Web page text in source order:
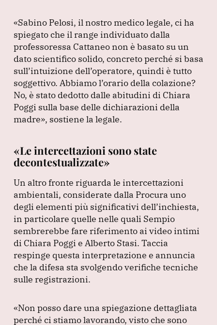
«Sabino Pelosi, il nostro medico legale, ci ha
spiegato che il range individuato dalla
professoressa Cattaneo non è basato su un
dato scientifico solido, concreto perché si basa
sull’intuizione dell’operatore, quindi è tutto
soggettivo. Abbiamo l’orario della colazione?
No, è stato dedotto dalle abitudini di Chiara
Poggi sulla base delle dichiarazioni della
madre», sostiene la legale.
«Le intercettazioni sono state
decontestualizzate»
Un altro fronte riguarda le intercettazioni
ambientali, considerate dalla Procura uno
degli elementi più significativi dell’inchiesta,
in particolare quelle nelle quali Sempio
sembrerebbe fare riferimento ai video intimi
di Chiara Poggi e Alberto Stasi. Taccia
respinge questa interpretazione e annuncia
che la difesa sta svolgendo verifiche tecniche
sulle registrazioni.
«Non posso dare una spiegazione dettagliata
perché ci stiamo lavorando, visto che sono